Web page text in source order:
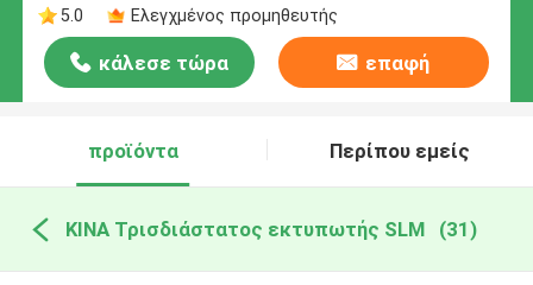
5.0
Ελεγχμένος προμηθευτής
κάλεσε τώρα επαφή
προϊόντα Περίπου εμείς
ΚΙΝΑ Τρισδιάστατος εκτυπωτής SLM (31)